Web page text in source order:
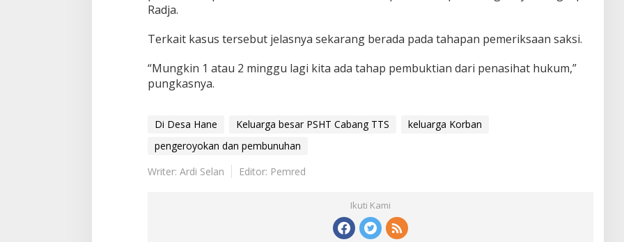
Radja.
Terkait kasus tersebut jelasnya sekarang berada pada tahapan pemeriksaan saksi.
“Mungkin 1 atau 2 minggu lagi kita ada tahap pembuktian dari penasihat hukum,”
pungkasnya.
Di Desa Hane Keluarga besar PSHT Cabang TTS
keluarga Korban
pengeroyokan dan pembunuhan
Writer: Ardi Selan
Editor: Pemred
Ikuti Kami